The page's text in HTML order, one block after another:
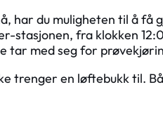
har du muligheten til å
stasjonen, fra klokken
tar med seg for
trenger en løftebukk til.